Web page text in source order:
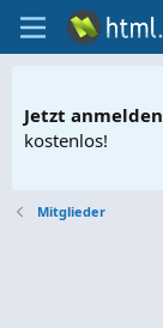
Jetzt anmelden
kostenlos!
Mitglieder